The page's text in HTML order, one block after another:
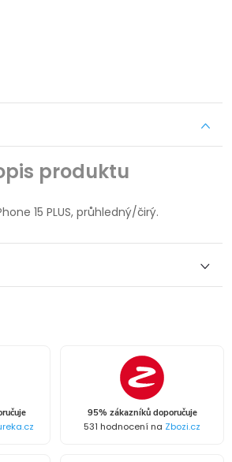
produktu
15 PLUS, průhledný/čirý.
95% zákazníků doporučuje
531 hodnocení na Zbozi.cz